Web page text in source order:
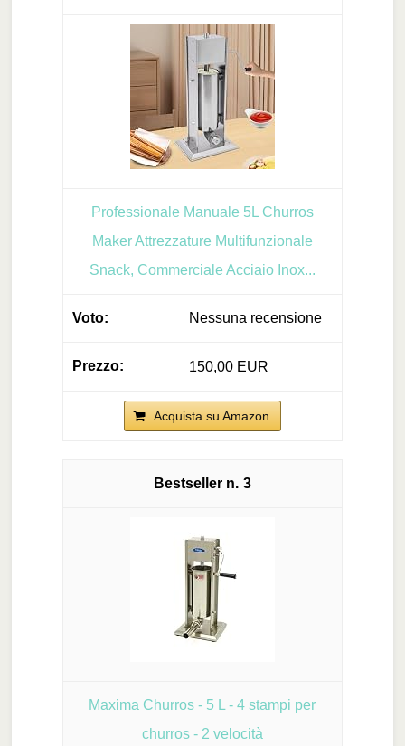
Professionale Manuale 5L Churros
Maker Attrezzature Multifunzionale
Snack, Commerciale Acciaio Inox...
Nessuna recensione
150,00 EUR
Acquista su Amazon
3
Maxima Churros - 5 L - 4 stampi per
churros - 2 velocità